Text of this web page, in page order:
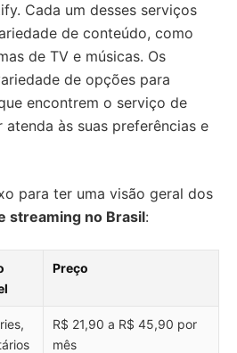
Cada um desses serviços
de conteúdo, como
de TV e músicas. Os
de opções para
encontrem o serviço de
atenda às suas preferências e
para ter uma visão geral dos
streaming no Brasil:
Preço
R$ 21,90 a R$ 45,90 por
mês